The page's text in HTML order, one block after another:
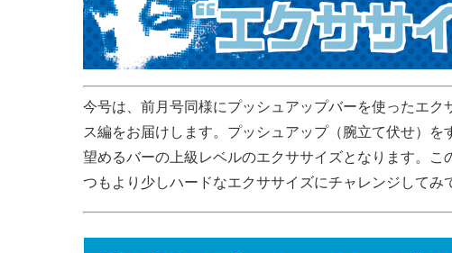
今号は、前月号同様にプッシュアップバーを使ったエク
ス編をお届けします。プッシュアップ（腕立て伏せ）を
望めるバーの上級レベルのエクササイズとなります。こ
つもより少しハードなエクササイズにチャレンジしてみ